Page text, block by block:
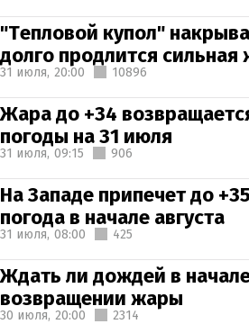
"Тепловой купол"
долго продлится
31 июля, 20:00 10896
Жара до +34
погоды на 31 июля
31 июля, 09:15 906
На Западе припечет до
погода в начале августа
31 июля, 08:00 425
Ждать ли дождей в
возвращении жары
30 июля, 20:00 2314